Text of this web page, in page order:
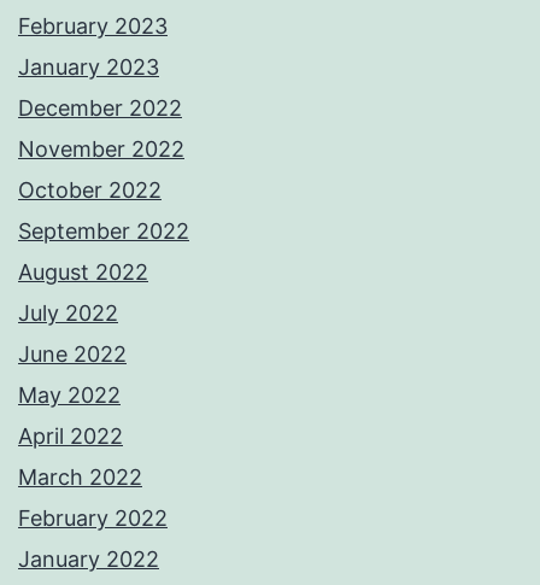
February 2023
January 2023
December 2022
November 2022
October 2022
September 2022
August 2022
July 2022
June 2022
May 2022
April 2022
March 2022
February 2022
January 2022